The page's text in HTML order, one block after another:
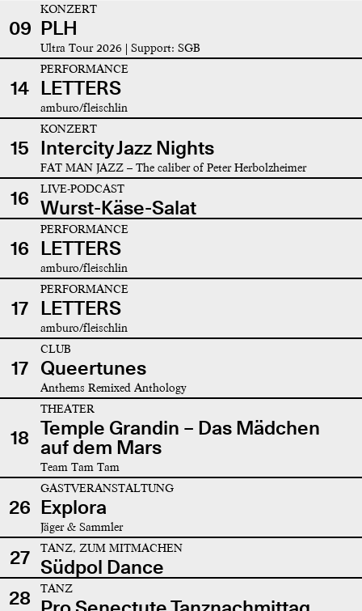
09
KONZERT
PLH
Ultra Tour 2026 | Support: SGB
14
PERFORMANCE
LETTERS
amburo/fleischlin
15
KONZERT
Intercity Jazz Nights
FAT MAN JAZZ – The caliber of Peter Herbolzheimer
16 LIVE-PODCAST
Wurst-Käse-Salat
16
PERFORMANCE
LETTERS
amburo/fleischlin
17
PERFORMANCE
LETTERS
amburo/fleischlin
17
CLUB
Queertunes
Anthems Remixed Anthology
18
THEATER
Temple Grandin – Das Mädchen
auf dem Mars
Team Tam Tam
26
GASTVERANSTALTUNG
Explora
Jäger & Sammler
27 TANZ, ZUM MITMACHEN
Südpol Dance
28
TANZ